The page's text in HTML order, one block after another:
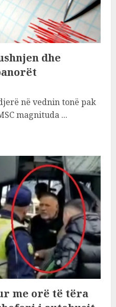
dhe
në vednin tonë pak
magnituda ...
me orë të tëra